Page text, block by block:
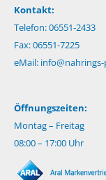
Kontakt:
Telefon: 06551-2433
Fax: 06551-7225
eMail:
Öffnungszeiten:
Montag – Freitag
08:00 – 17:00 Uhr